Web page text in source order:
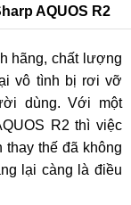
AQUOS R2
hãng, chất lượng
vô tình bị rơi vỡ
dùng. Với một
R2 thì việc
thay thế đã không
lại càng là điều